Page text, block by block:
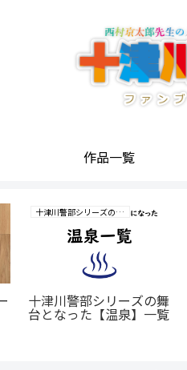
作品一覧
十津川警部シリーズの研究
十津川警部シリーズの舞
台となった【温泉】一覧